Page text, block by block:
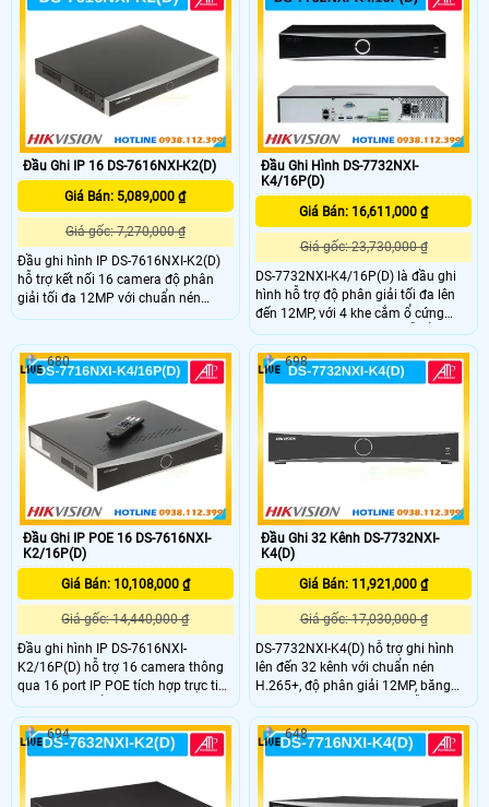
cứng mỗi ổ tối đa 20 TB tích hợp
nhiều công nghệ AI Hỗ trợ 16 cổng
báo động đầu vào và 8 cổng báo
động đầu ra với các chế độ cảnh
báo theo sự kiện
Đầu Ghi IP 16 DS-7616NXI-K2(D)
Giá Bán: 5,089,000 ₫
Giá gốc: 7,270,000 ₫
Đầu ghi hình IP DS-7616NXI-K2(D)
hỗ trợ kết nối 16 camera độ phân
giải tối đa 12MP với chuẩn nén
H.265+/H.265/H.264+/H.264, cho
kiệm dung lượng lưu trữ. Hỗ trợ 2 ổ
cứng dung lượng 10TB mỗi ổ, tính
hiện chuyển động thông minh, đảm
bảo an ninh toàn diện.
Đầu Ghi Hình DS-7732NXI-
K4/16P(D)
Giá Bán: 16,611,000 ₫
Giá gốc: 23,730,000 ₫
DS-7732NXI-K4/16P(D) là đầu ghi
hình hỗ trợ độ phân giải tối đa lên
đến 12MP, với 4 khe cắm ổ cứng
dung lượng tối đa 10Tb mỗi ổ, có 32
kênh phát hiện người và phương
tiện 32 kênh, tích hợp thêm 16 cổng
PoE (200W), với chuẩn nén
tiết kiệm băng thông khi lưu trữ
Đầu Ghi IP POE 16 DS-7616NXI-
K2/16P(D)
Giá Bán: 10,108,000 ₫
Giá gốc: 14,440,000 ₫
Đầu ghi hình IP DS-7616NXI-
K2/16P(D) hỗ trợ 16 camera thông
qua 16 port IP POE tích hợp trực tiếp
trên đầu ghi tổng công suất tối đa
200W, chuẩn nén H.265+ với
camera có độ phân giải tối đa
12MP. Thiết bị có băng thông
160Mbps, tính năng nhận diện
khuôn mặt và phát hiện
680
Đầu Ghi 32 Kênh DS-7732NXI-
K4(D)
Giá Bán: 11,921,000 ₫
Giá gốc: 17,030,000 ₫
DS-7732NXI-K4(D) hỗ trợ ghi hình
lên đến 32 kênh với chuẩn nén
H.265+, độ phân giải 12MP, băng
thông đầu vào 256Mbps, hỗ trợ
nhận diện khuôn mặt với 20.000
ảnh, có 4 kênh Facd Capture, phát
hiện thông minh 32 kênh người/
suất 200W
698
694 648